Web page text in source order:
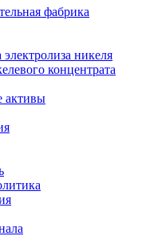
фабрика
никеля
концентрата
активы